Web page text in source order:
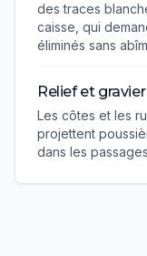
des traces
caisse, qui
éliminés sans
Relief et gravier
Les côtes et les
projettent
dans les